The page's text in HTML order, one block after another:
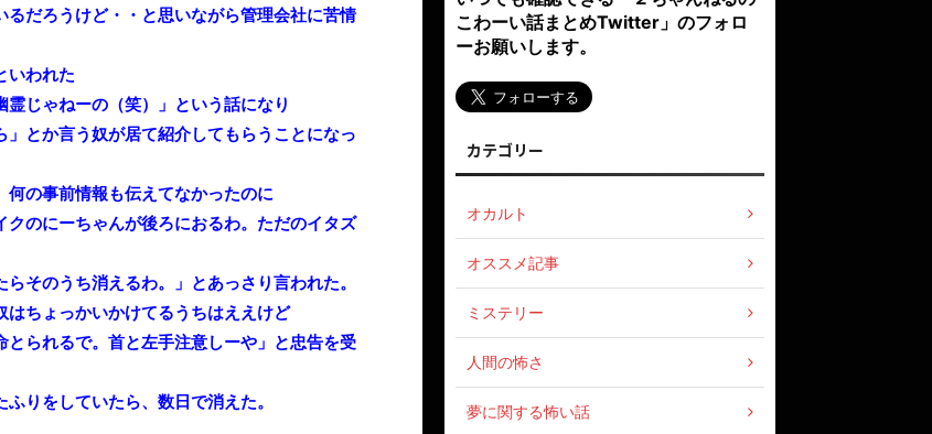
だろうけど・・と思いながら管理会社に苦情
いわれた
じゃねーの（笑）」という話になり
」とか言う奴が居て紹介してもらうことになっ
の事前情報も伝えてなかったのに
のにーちゃんが後ろにおるわ。ただのイタズ
そのうち消えるわ。」とあっさり言われた。
はちょっかいかけてるうちはええけど
られるで。首と左手注意しーや」と忠告を受
りをしていたら、数日で消えた。
こわーい話まとめTwitter」のフォロ
ーお願いします。
カテゴリー
オカルト
オススメ記事
ミステリー
人間の怖さ
夢に関する怖い話